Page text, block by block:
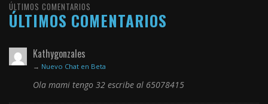
ÚLTIMOS COMENTARIOS
ÚLTIMOS COMENTARIOS
Kathygonzales
→ Nuevo Chat en Beta
Ola mami tengo 32 escribe al 65078415